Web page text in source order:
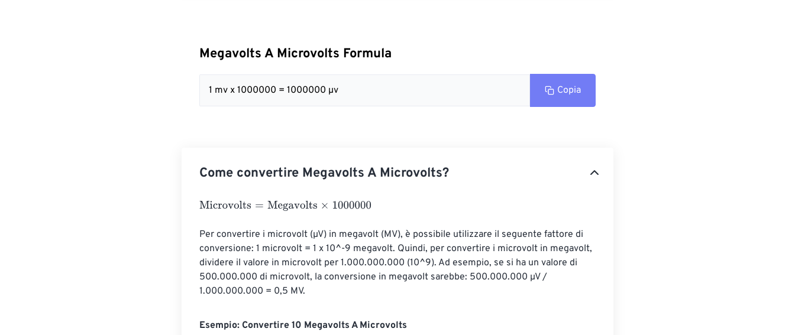
Megavolts A Microvolts Formula
1 mv x 1000000 = 1000000 µv Copia
Come convertire Megavolts A Microvolts?
Microvolts=Megavolts×1000000
Per convertire i microvolt (µV) in megavolt (MV), è possibile utilizzare il seguente fattore di
conversione: 1 microvolt = 1 x 10^-9 megavolt. Quindi, per convertire i microvolt in megavolt,
dividere il valore in microvolt per 1.000.000.000 (10^9). Ad esempio, se si ha un valore di
500.000.000 di microvolt, la conversione in megavolt sarebbe: 500.000.000 µV /
1.000.000.000 = 0,5 MV.
Esempio: Convertire 10 Megavolts A Microvolts